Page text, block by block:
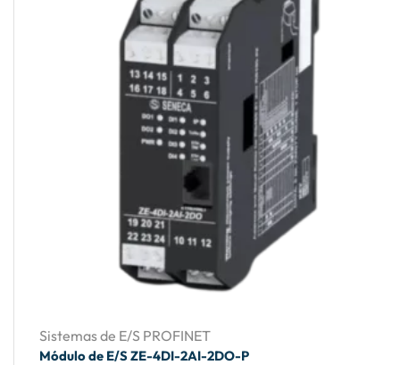
Sistemas de E/S PROFINET
Módulo de E/S ZE-4DI-2AI-2DO-P